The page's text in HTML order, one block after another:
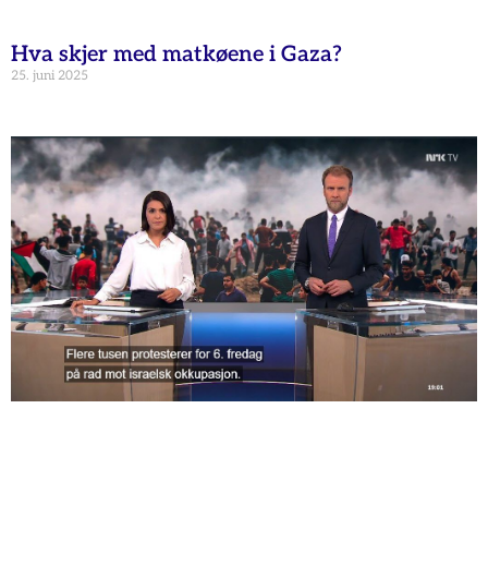
Hva skjer med matkøene i Gaza?
25. juni 2025